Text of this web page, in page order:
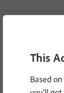
This
Based